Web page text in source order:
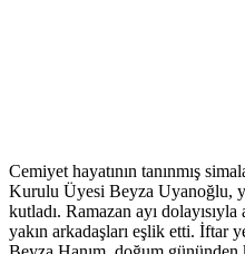
Cemiyet hayatının tanınmış
Kurulu Üyesi Beyza Uyanoğlu,
kutladı. Ramazan ayı
yakın arkadaşları eşlik etti. İftar